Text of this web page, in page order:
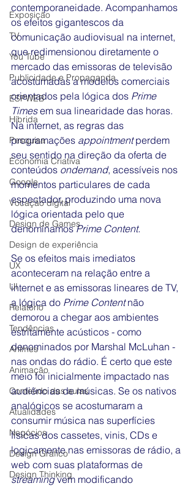
Exposição
TV
You Tube
Publicidade e Propaganda
ESPWEB
Híbrida
Pesquisa
Economia Criativa
Google
Vocação digital
Design de Games
Design de experiência
UX
UI
Relatório
Tendências
Animes
Animação
Conteúdo das aulas
Atualidades
Negócios
Design Gráfico
Design Thinking
contemporaneidade. Acompanhamos
os efeitos gigantescos da
comunicação audiovisual na internet,
que redimensionou diretamente o
mercado das emissoras de televisão
acostumadas a modelos comerciais
orientados pela lógica dos Prime
Times em sua linearidade das horas.
Na internet, as regras das
programações appointment perdem
seu sentido na direção da oferta de
conteúdos ondemand, acessíveis nos
momentos particulares de cada
espectador, produzindo uma nova
lógica orientada pelo que
denominamos Prime Content.
Se os efeitos mais imediatos
aconteceram na relação entre a
internet e as emissoras lineares de TV,
a lógica do Prime Content não
demorou a chegar aos ambientes
estritamente acústicos - como
denominados por Marshal McLuhan -
nas ondas do rádio. É certo que este
meio foi inicialmente impactado nas
audiências de músicas. Se os nativos
analógicos se acostumaram a
consumir música nas superfícies
físicas dos cassetes, vinis, CDs e
logicamente nas emissoras de rádio, a
web com suas plataformas de
streaming vem modificando